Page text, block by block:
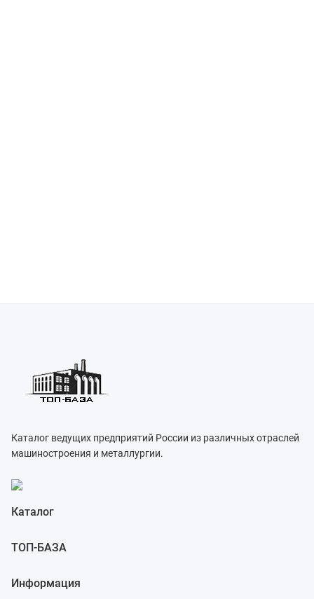
Каталог ведущих предприятий России из различных отраслей
машиностроения и металлургии.
Каталог
ТОП-БАЗА
Информация